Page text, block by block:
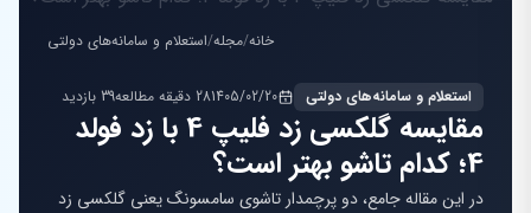
خانه/مجله/استعلام و سامانه‌های دولتی
استعلام و سامانه‌های دولتی 1405/02/2028 دقیقه مطالعه 39 بازدید
مقایسه گلکسی زد فلیپ 4 با زد فولد
4؛ کدام تاشو بهتر است؟
در این مقاله جامع، دو پرچمدار تاشوی سامسونگ یعنی گلکسی زد